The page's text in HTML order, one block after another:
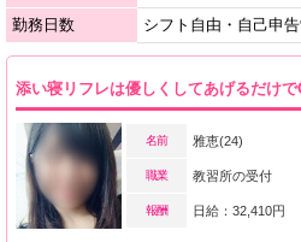
勤務日数
シフト自由・自己申告
添い寝リフレは優しくしてあげるだけで
名前 雅恵(24)
職業 教習所の受付
報酬 日給：32,410円